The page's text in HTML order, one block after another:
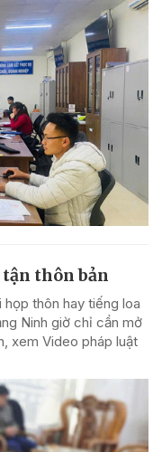
thôn bản
thôn hay tiếng loa
Ninh giờ chỉ cần mở
xem Video pháp luật